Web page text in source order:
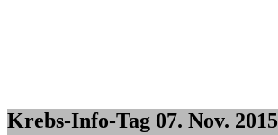
Krebs-Info-Tag 07. Nov. 2015